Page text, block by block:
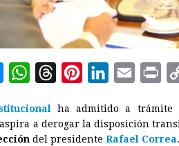
M
s
s
W
a
t
r
e
n
t
n
k
a
i
i
n
ha admitido a trámite
a derogar la disposición
del presidente Rafael Correa.